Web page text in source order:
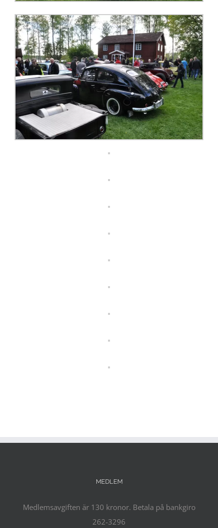
MEDLEM
Medlemsavgiften är 130 kronor. Betala på bankgiro
262-3296